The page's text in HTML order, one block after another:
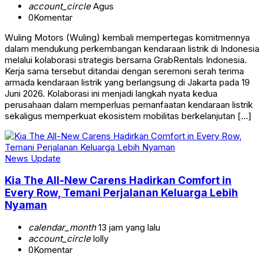
account_circleAgus
0Komentar
Wuling Motors (Wuling) kembali mempertegas komitmennya
dalam mendukung perkembangan kendaraan listrik di Indonesia
melalui kolaborasi strategis bersama GrabRentals Indonesia.
Kerja sama tersebut ditandai dengan seremoni serah terima
armada kendaraan listrik yang berlangsung di Jakarta pada 19
Juni 2026. Kolaborasi ini menjadi langkah nyata kedua
perusahaan dalam memperluas pemanfaatan kendaraan listrik
sekaligus memperkuat ekosistem mobilitas berkelanjutan […]
News Update
Kia The All-New Carens Hadirkan Comfort in
Every Row, Temani Perjalanan Keluarga Lebih
Nyaman
calendar_month13 jam yang lalu
account_circlelolly
0Komentar